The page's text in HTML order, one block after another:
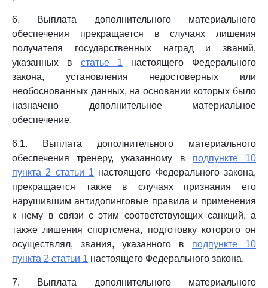
6. Выплата дополнительного материального
обеспечения прекращается в случаях лишения
получателя государственных наград и званий,
указанных в статье 1 настоящего Федерального
закона, установления недостоверных или
необоснованных данных, на основании которых было
назначено дополнительное материальное
обеспечение.
6.1. Выплата дополнительного материального
обеспечения тренеру, указанному в подпункте 10
пункта 2 статьи 1 настоящего Федерального закона,
прекращается также в случаях признания его
нарушившим антидопинговые правила и применения
к нему в связи с этим соответствующих санкций, а
также лишения спортсмена, подготовку которого он
осуществлял, звания, указанного в подпункте 10
пункта 2 статьи 1 настоящего Федерального закона.
7. Выплата дополнительного материального